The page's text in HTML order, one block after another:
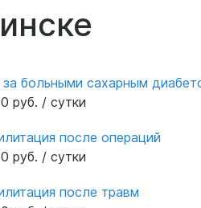
больными сахарным
руб. / сутки
после операций
руб. / сутки
после травм